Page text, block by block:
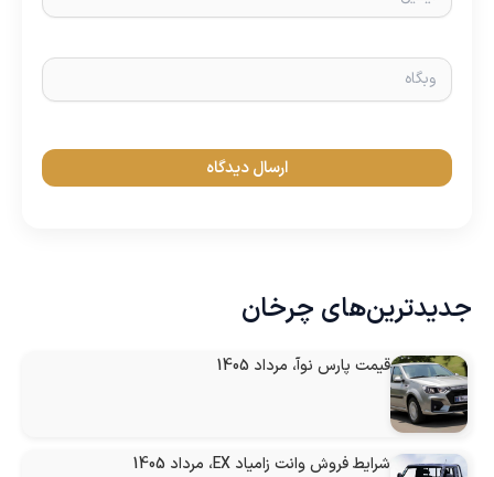
وبگاه
جدیدترین‌های چرخان
قیمت پارس نوآ، مرداد 1405
شرایط فروش وانت زامیاد EX، مرداد 1405